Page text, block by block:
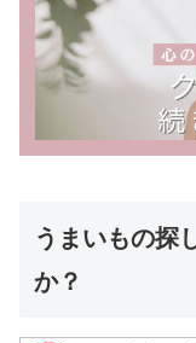
うまいもの探
か？